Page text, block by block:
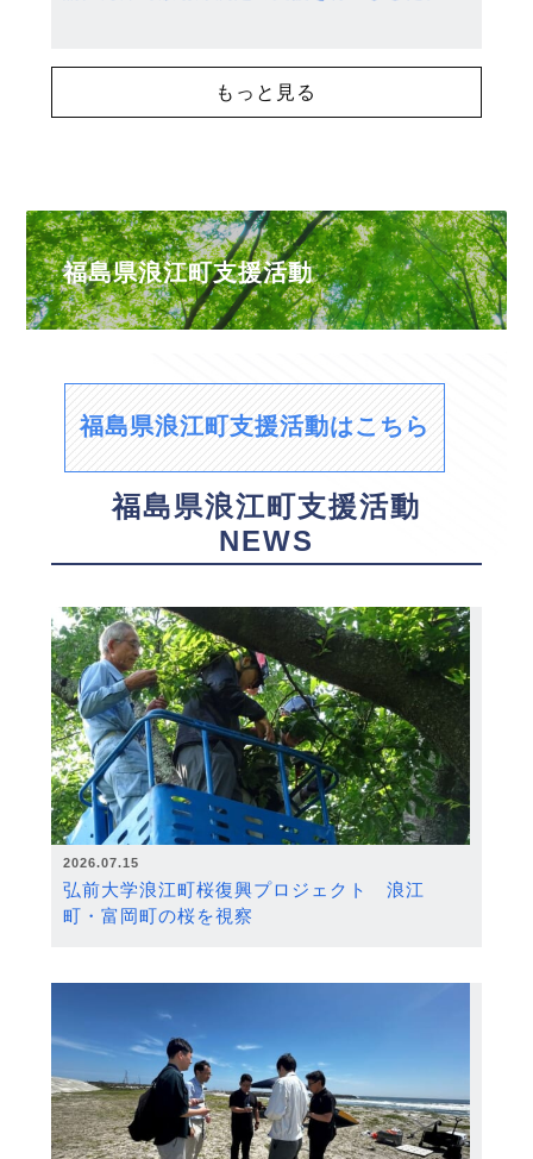
もっと見る
福島県浪江町支援活動
福島県浪江町支援活動はこちら
福島県浪江町支援活動
NEWS
2026.07.15
弘前大学浪江町桜復興プロジェクト 浪江
町・富岡町の桜を視察